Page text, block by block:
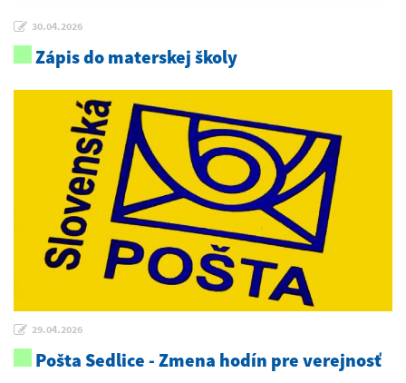
30.04.2026
Zápis do materskej školy
29.04.2026
Pošta Sedlice - Zmena hodín pre verejnosť